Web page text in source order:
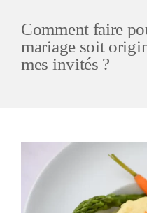
Comment faire
mariage soit
mes invités ?